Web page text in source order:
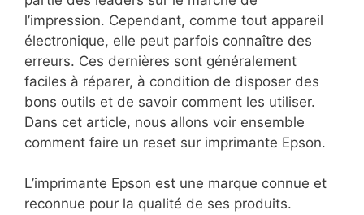
l’impression. Cependant, comme tout appareil
électronique, elle peut parfois connaître des
erreurs. Ces dernières sont généralement
faciles à réparer, à condition de disposer des
bons outils et de savoir comment les utiliser.
Dans cet article, nous allons voir ensemble
comment faire un reset sur imprimante Epson.
L’imprimante Epson est une marque connue et
reconnue pour la qualité de ses produits.